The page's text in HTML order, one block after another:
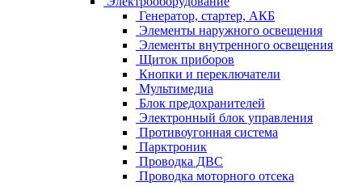
Генератор, стартер, АКБ
Элементы наружного освещения
Элементы внутренного освещения
Щиток приборов
Кнопки и переключатели
Мультимедиа
Блок предохранителей
Электронный блок управления
Противоугонная система
Парктроник
Проводка ДВС
Проводка моторного отсека